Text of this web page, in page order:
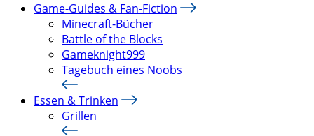
Game-Guides & Fan-Fiction
Minecraft-Bücher
Battle of the Blocks
Gameknight999
Tagebuch eines Noobs
Essen & Trinken
Grillen